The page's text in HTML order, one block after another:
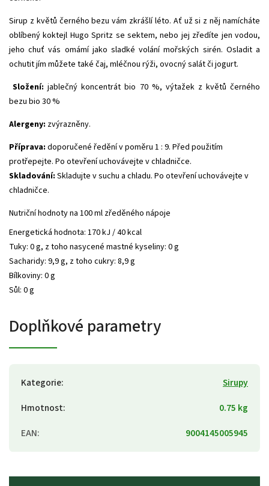
Sirup z květů černého bezu vám zkrášlí léto. Ať už si z něj namícháte
oblíbený koktejl Hugo Spritz se sektem, nebo jej zředíte jen vodou,
jeho chuť vás omámí jako sladké volání mořských sirén. Osladit a
ochutit jím můžete také čaj, mléčnou rýži, ovocný salát či jogurt.
Složení: jablečný koncentrát bio 70 %, výtažek z květů černého
bezu bio 30 %
Alergeny: zvýrazněny.
Příprava: doporučené ředění v poměru 1 : 9. Před použitím
protřepejte. Po otevření uchovávejte v chladničce.
Skladování: Skladujte v suchu a chladu. Po otevření uchovávejte v
chladničce.
Nutriční hodnoty na 100 ml zředěného nápoje
Energetická hodnota: 170 kJ / 40 kcal
Tuky: 0 g, z toho nasycené mastné kyseliny: 0 g
Sacharidy: 9,9 g, z toho cukry: 8,9 g
Bílkoviny: 0 g
Sůl: 0 g
Doplňkové parametry
Kategorie:
Sirupy
Hmotnost:
0.75 kg
EAN: 9004145005945